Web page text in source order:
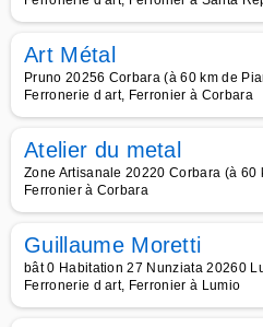
Art Métal
Pruno 20256 Corbara (à 60 km de
Ferronerie d art, Ferronier à Corbara
Atelier du metal
Zone Artisanale 20220 Corbara (à 60
Ferronier à Corbara
Guillaume Moretti
bât 0 Habitation 27 Nunziata 20260
Ferronerie d art, Ferronier à Lumio